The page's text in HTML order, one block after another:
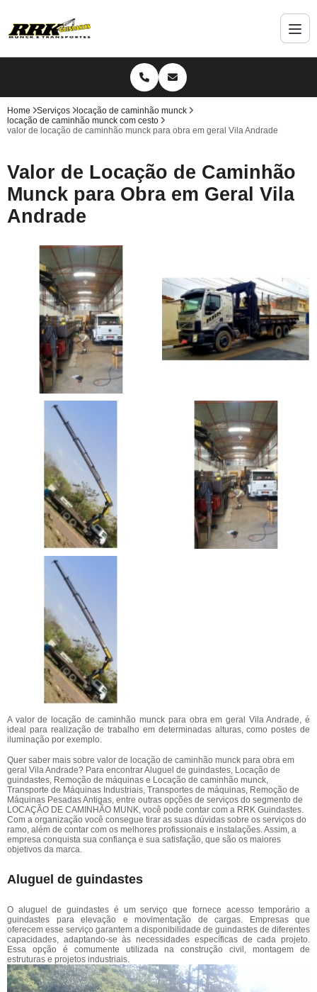
Home Serviços
locação de caminhão munck
locação de caminhão munck com cesto
valor de locação de caminhão munck para obra em geral Vila Andrade
Valor de Locação de Caminhão
Munck para Obra em Geral Vila
Andrade
A valor de locação de caminhão munck para obra em geral Vila Andrade, é
ideal para realização de trabalho em determinadas alturas, como postes de
iluminação por exemplo.
Quer saber mais sobre valor de locação de caminhão munck para obra em
geral Vila Andrade? Para encontrar Aluguel de guindastes, Locação de
guindastes, Remoção de máquinas e Locação de caminhão munck,
Transporte de Máquinas Industriais, Transportes de máquinas, Remoção de
Máquinas Pesadas Antigas, entre outras opções de serviços do segmento de
LOCAÇÃO DE CAMINHÃO MUNK, você pode contar com a RRK Guindastes.
Com a organização você consegue tirar as suas dúvidas sobre os serviços do
ramo, além de contar com os melhores profissionais e instalações. Assim, a
empresa conquista sua confiança e sua satisfação, que são os maiores
objetivos da marca.
Aluguel de guindastes
O aluguel de guindastes é um serviço que fornece acesso temporário a
guindastes para elevação e movimentação de cargas. Empresas que
oferecem esse serviço garantem a disponibilidade de guindastes de diferentes
capacidades, adaptando-se às necessidades específicas de cada projeto.
Essa opção é comumente utilizada na construção civil, montagem de
estruturas e projetos industriais.